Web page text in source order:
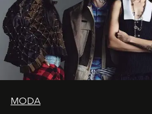
MODA